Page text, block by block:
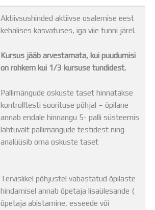
Aktiivsushinded aktiivse osalemise eest
kehalises kasvatuses, iga viie tunni järel.
Kursus jääb arvestamata, kui puudumisi
on rohkem kui 1/3 kursuse tundidest.
Pallimängude oskuste taset hinnatakse
kontrolltesti soorituse põhjal – õpilane
annab endale hinnangu 5- palli süsteemis
lähtuvalt pallimängude testidest ning
analüüsib oma oskuste taset
Tervislikel põhjustel vabastatud õpilaste
hindamisel annab õpetaja lisaülesande (
õpetaja abistamine, esseede või